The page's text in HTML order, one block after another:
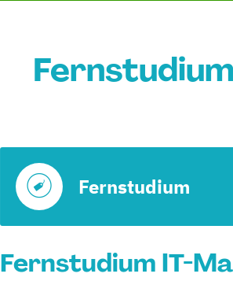
Fernstudium
Fernstudium IT-